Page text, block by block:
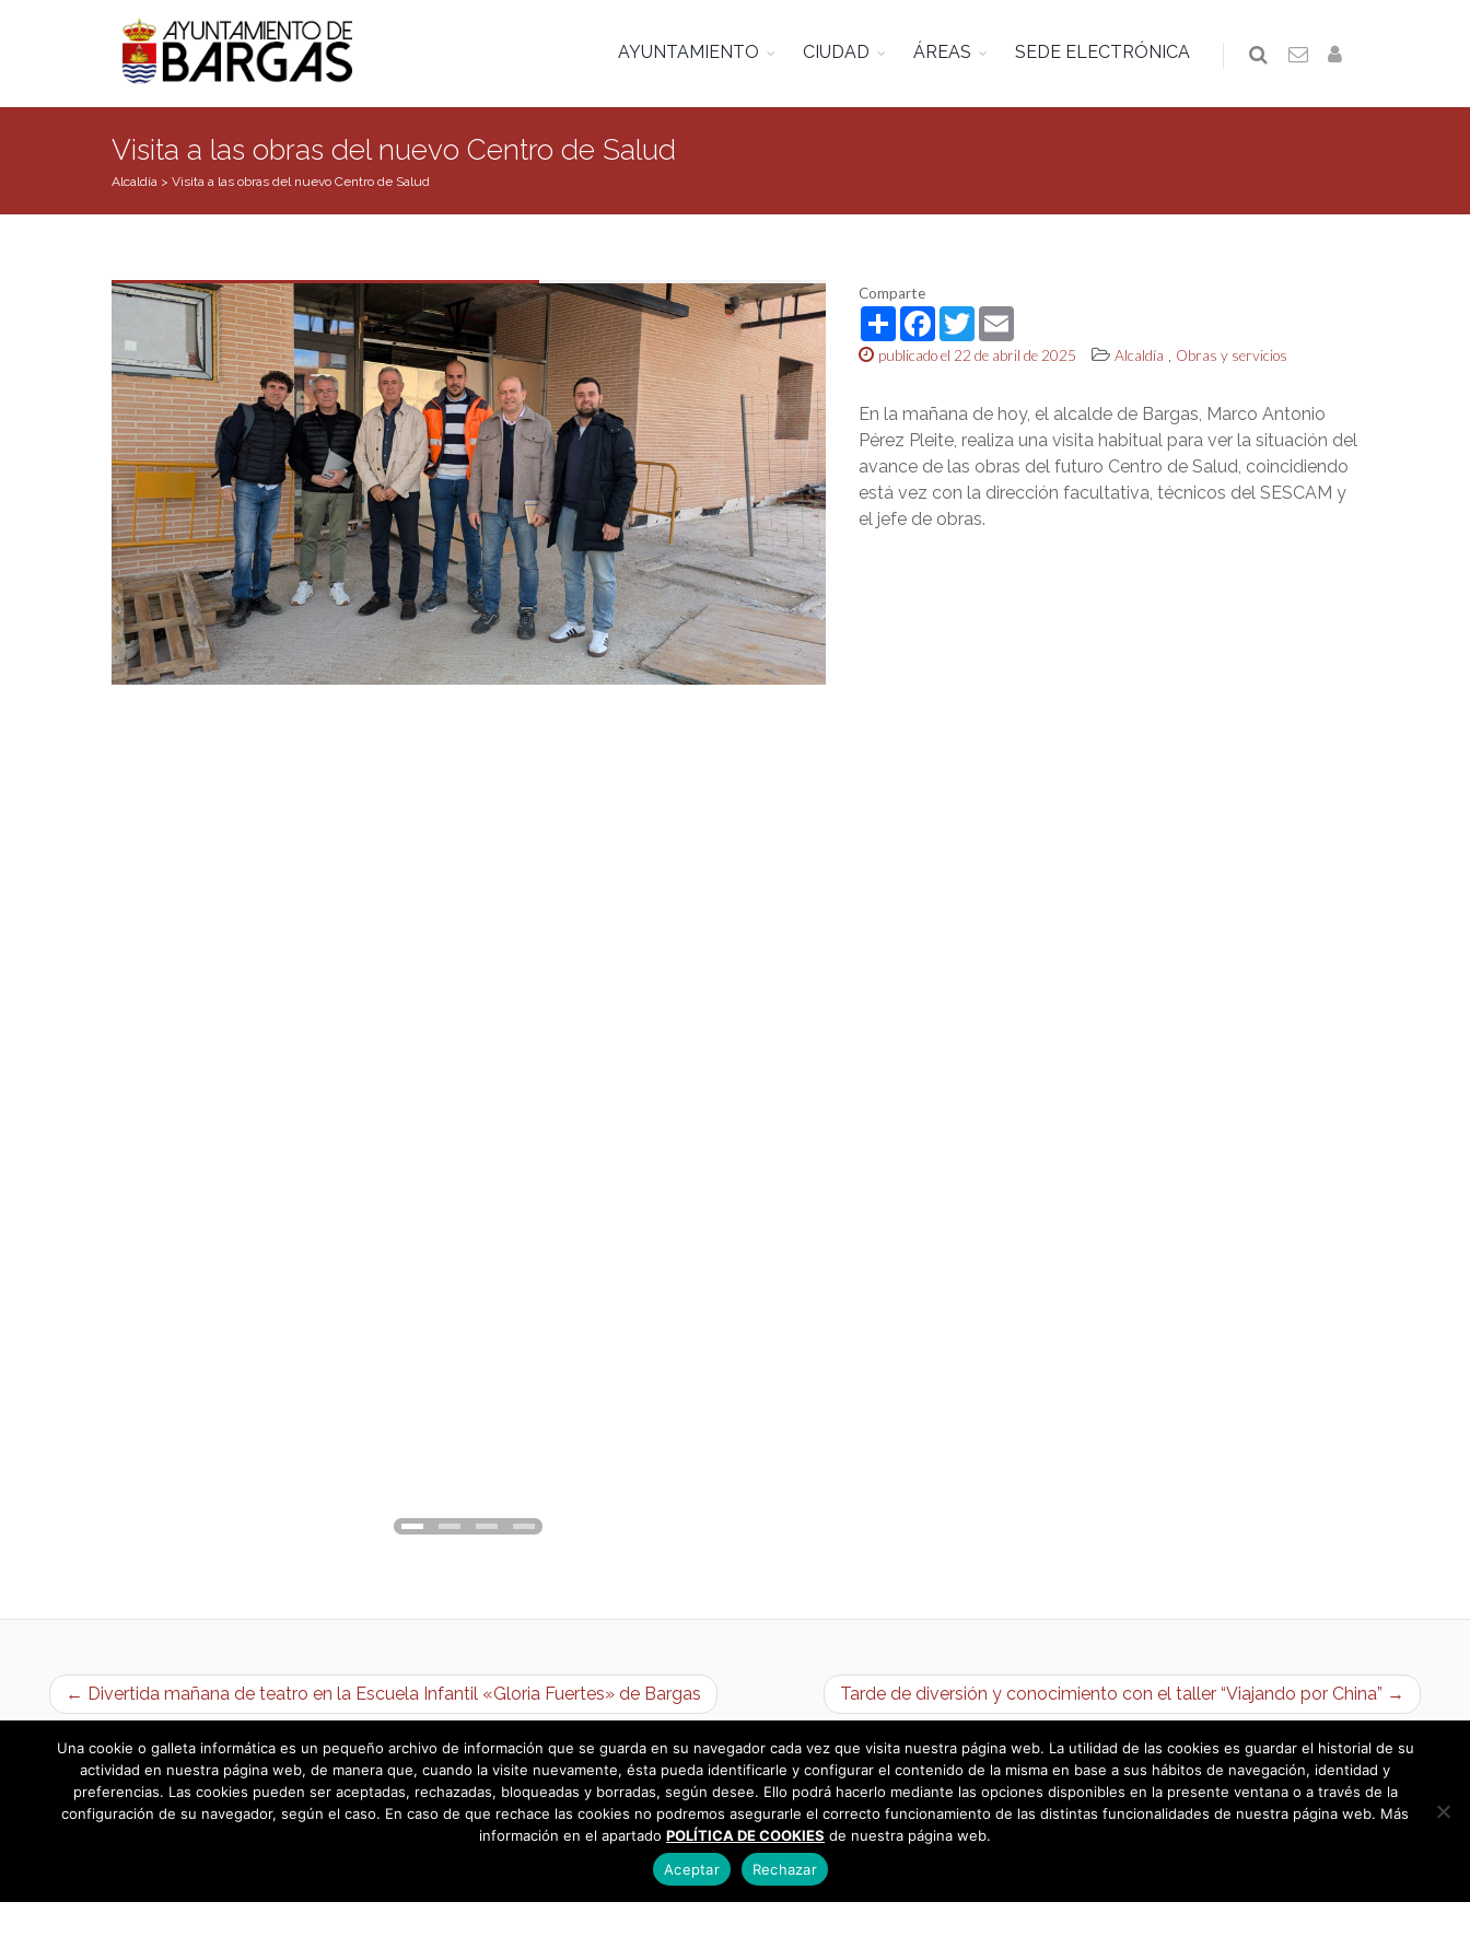
AYUNTAMIENTO CIUDAD ÁREAS SEDE ELECTRÓNICA
Visita a las obras del nuevo Centro de Salud
Alcaldía > Visita a las obras del nuevo Centro de Salud
Comparte
ShareFacebook
TwitterEmail
publicado el 22 de abril de 2025 Alcaldía , Obras y servicios
En la mañana de hoy, el alcalde de Bargas, Marco Antonio
Pérez Pleite, realiza una visita habitual para ver la situación del
avance de las obras del futuro Centro de Salud, coincidiendo
está vez con la dirección facultativa, técnicos del SESCAM y
el jefe de obras.
← Divertida mañana de teatro en la Escuela Infantil «Gloria Fuertes» de Bargas Tarde de diversión y conocimiento con el taller “Viajando por China” →
Una cookie o galleta informática es un pequeño archivo de información que se guarda en su navegador cada vez que visita nuestra página web. La utilidad de las cookies es guardar el historial de su
actividad en nuestra página web, de manera que, cuando la visite nuevamente, ésta pueda identificarle y configurar el contenido de la misma en base a sus hábitos de navegación, identidad y
preferencias. Las cookies pueden ser aceptadas, rechazadas, bloqueadas y borradas, según desee. Ello podrá hacerlo mediante las opciones disponibles en la presente ventana o a través de la
configuración de su navegador, según el caso. En caso de que rechace las cookies no podremos asegurarle el correcto funcionamiento de las distintas funcionalidades de nuestra página web. Más
información en el apartado POLÍTICA DE COOKIES de nuestra página web.
Aceptar
Rechazar